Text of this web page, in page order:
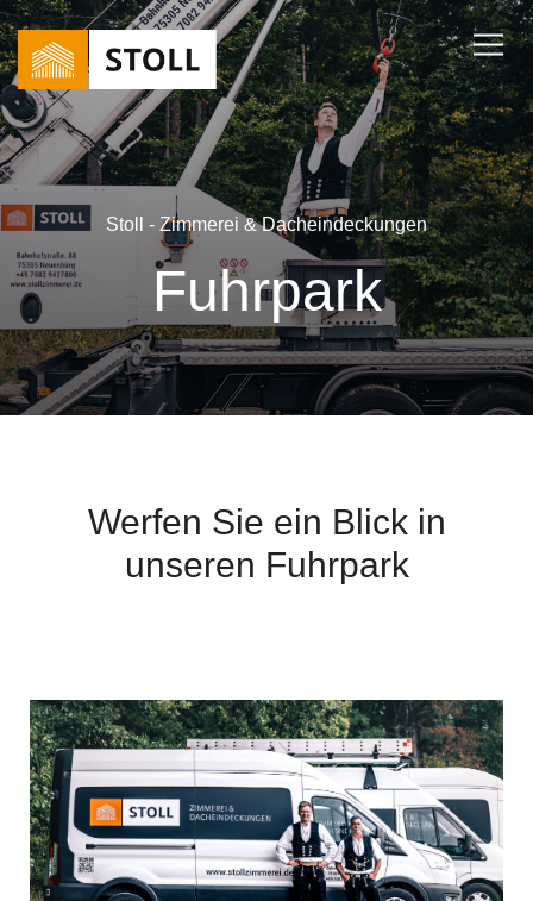
Stoll - Zimmerei & Dacheindeckungen
Fuhrpark
Werfen Sie ein Blick in
unseren Fuhrpark